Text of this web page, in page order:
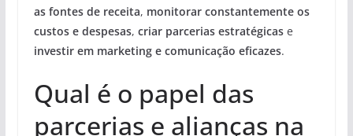
as fontes de receita, monitorar constantemente os
custos e despesas, criar parcerias estratégicase
investir em marketing e comunicação eficazes.
Qual é o papel das
parcerias e alianças na